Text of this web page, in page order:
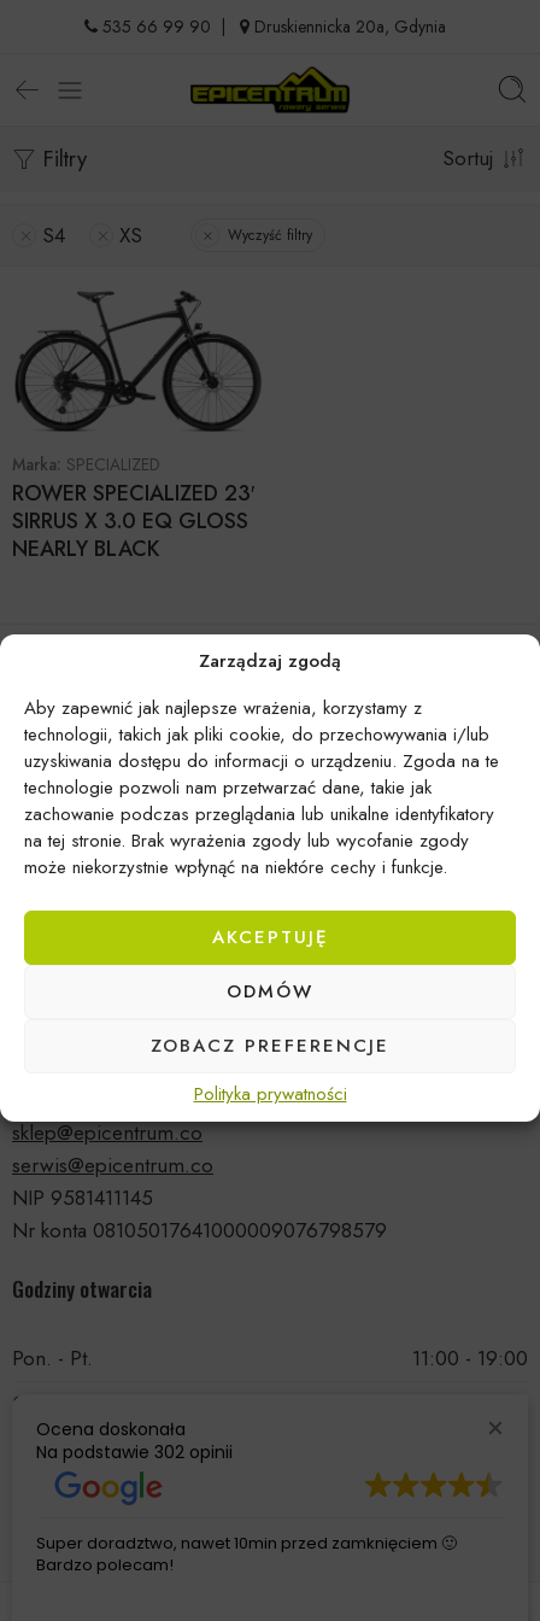
Zarządzaj zgodą
Aby zapewnić jak najlepsze wrażenia, korzystamy z
technologii, takich jak pliki cookie, do przechowywania i/lub
uzyskiwania dostępu do informacji o urządzeniu. Zgoda na te
technologie pozwoli nam przetwarzać dane, takie jak
zachowanie podczas przeglądania lub unikalne identyfikatory
na tej stronie. Brak wyrażenia zgody lub wycofanie zgody
może niekorzystnie wpłynąć na niektóre cechy i funkcje.
AKCEPTUJĘ
ODMÓW
ZOBACZ PREFERENCJE
Polityka prywatności
535 66 99 90 Druskiennicka 20a, Gdynia
Filtry Sortuj
S4 XS Wyczyść filtry
Marka: SPECIALIZED
ROWER SPECIALIZED 23′
SIRRUS X 3.0 EQ GLOSS
NEARLY BLACK
Epicentrum Gdynia Wielki Kack
ul. Druskiennicka 20a
sklep@epicentrum.co
serwis@epicentrum.co
NIP 9581411145
Nr konta 08105017641000009076798579
Godziny otwarcia
Pon. - Pt.
11:00 - 19:00
Sobota
Niedziela
Ocena doskonała
Na podstawie 302 opinii
Super doradztwo, nawet 10min przed zamknięciem 🙂
Bardzo polecam!